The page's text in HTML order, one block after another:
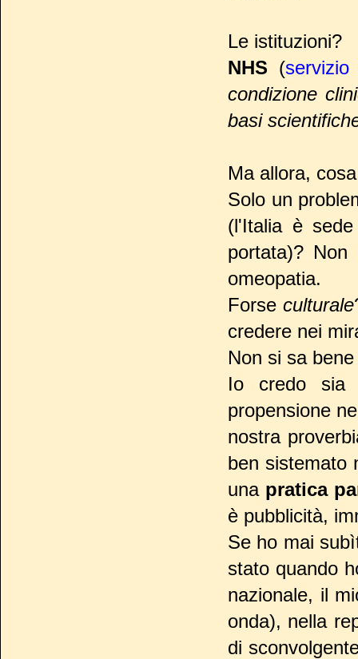
Le istituzioni?
NHS (
condizione
basi
Ma allora,
Solo un
(l'Italia è
portata)?
omeopatia.
Forse culturale
credere nei
Non si sa
Io credo sia
propensione
nostra
ben sistemato
una pratica
è pubblicità,
Se ho mai
stato quando
nazionale, il
onda), nella
di